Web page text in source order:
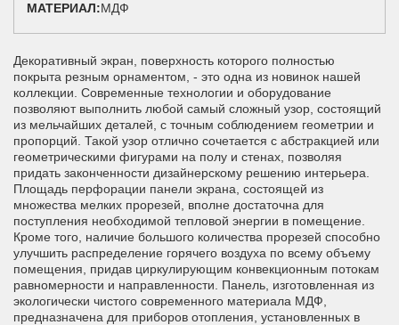
МАТЕРИАЛ:МДФ
Декоративный экран, поверхность которого полностью
покрыта резным орнаментом, - это одна из новинок нашей
коллекции. Современные технологии и оборудование
позволяют выполнить любой самый сложный узор, состоящий
из мельчайших деталей, с точным соблюдением геометрии и
пропорций. Такой узор отлично сочетается с абстракцией или
геометрическими фигурами на полу и стенах, позволяя
придать законченности дизайнерскому решению интерьера.
Площадь перфорации панели экрана, состоящей из
множества мелких прорезей, вполне достаточна для
поступления необходимой тепловой энергии в помещение.
Кроме того, наличие большого количества прорезей способно
улучшить распределение горячего воздуха по всему объему
помещения, придав циркулирующим конвекционным потокам
равномерности и направленности. Панель, изготовленная из
экологически чистого современного материала МДФ,
предназначена для приборов отопления, установленных в